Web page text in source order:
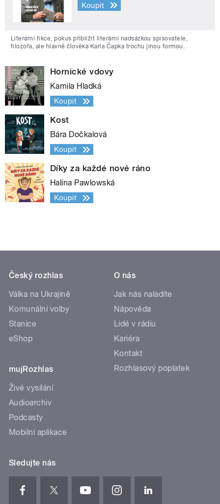
Koupit
Literární fikce, pokus přiblížit literární nadsázkou spisovatele,
filozofa, ale hlavně člověka Karla Čapka trochu jinou formou.
Hornické vdovy
Kamila Hladká
Koupit
Kost
Bára Dočkalová
Koupit
Díky za každé nové ráno
Halina Pawlowská
Koupit
Český rozhlas
Válka na Ukrajině
Komunální volby
Stanice
eShop
mujRozhlas
Živé vysílání
Audioarchiv
Podcasty
Mobilní aplikace
O nás
Jak nás naladíte
Nápověda
Lidé v rádiu
Kariéra
Kontakt
Rozhlasový poplatek
Sledujte nás